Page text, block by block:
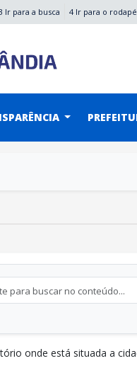
Ir para a busca 4 Ir para o rodapé
onde está situada a